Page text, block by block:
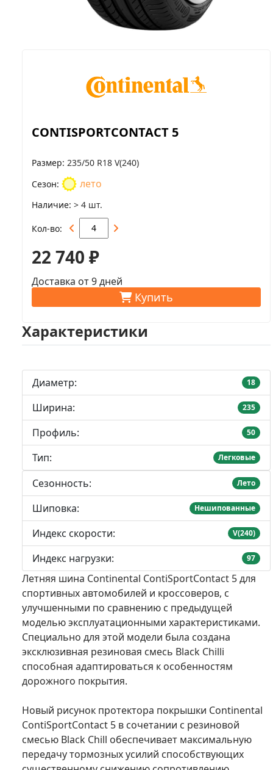
CONTISPORTCONTACT 5
Размер 235/50 R18 V(240)
Сезон
лето
Наличие > 4 шт.
Кол-во
22 740 ₽
Доставка от 9 дней
Купить
Характеристики
Диаметр: 18
Ширина: 235
Профиль: 50
Тип: Легковые
Сезонность: Лето
Шиповка: Нешипованные
Индекс скорости: V(240)
Индекс нагрузки: 97
Летняя шина Continental ContiSportContact 5 для
спортивных автомобилей и кроссоверов, с
улучшенными по сравнению с предыдущей
моделью эксплуатационными характеристиками.
Специально для этой модели была создана
эксклюзивная резиновая смесь Black Chilli
способная адаптироваться к особенностям
дорожного покрытия.
Новый рисунок протектора покрышки Continental
ContiSportContact 5 в сочетании с резиновой
смесью Black Chill обеспечивает максимальную
передачу тормозных усилий способствующих